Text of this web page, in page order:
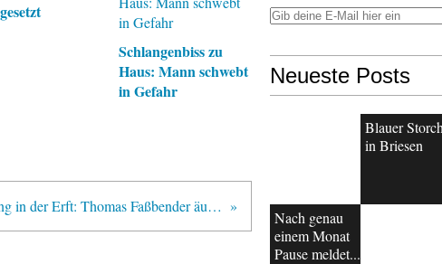
Schlangenbiss zu
Haus: Mann schwebt
in Gefahr
Welsfang in der Erft: Thomas Faßbender äußert sich
Neueste Posts
Blauer Storch
in Briesen
Nach genau
einem Monat
Pause meldet...